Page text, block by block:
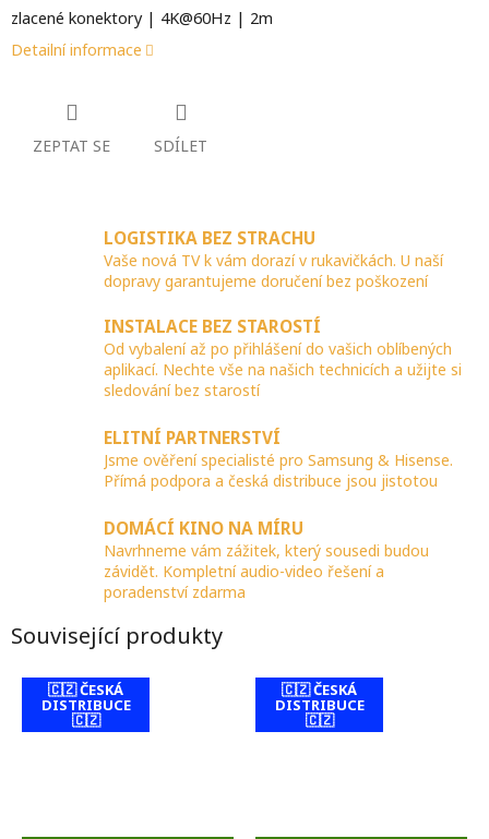
zlacené konektory | 4K@60Hz | 2m
Detailní informace
ZEPTAT SE SDÍLET
LOGISTIKA BEZ STRACHU
Vaše nová TV k vám dorazí v rukavičkách. U naší
dopravy garantujeme doručení bez poškození
INSTALACE BEZ STAROSTÍ
Od vybalení až po přihlášení do vašich oblíbených
aplikací. Nechte vše na našich technicích a užijte si
sledování bez starostí
ELITNÍ PARTNERSTVÍ
Jsme ověření specialisté pro Samsung & Hisense.
Přímá podpora a česká distribuce jsou jistotou
DOMÁCÍ KINO NA MÍRU
Navrhneme vám zážitek, který sousedi budou
závidět. Kompletní audio-video řešení a
poradenství zdarma
Související produkty
🇨🇿 ČESKÁ
DISTRIBUCE
🇨🇿
🇨🇿 ČESKÁ
DISTRIBUCE
🇨🇿